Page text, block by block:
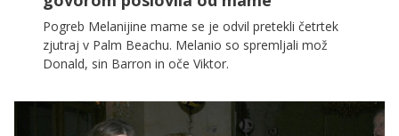
Pogreb Melanijine mame se je odvil pretekli četrtek
zjutraj v Palm Beachu. Melanio so spremljali mož
Donald, sin Barron in oče Viktor.